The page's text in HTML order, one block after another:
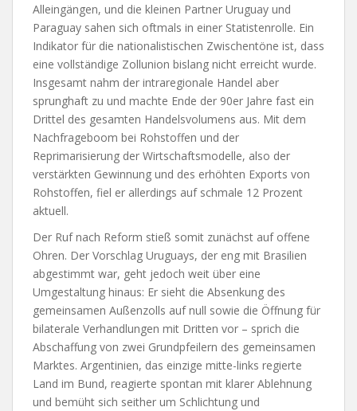
Alleingängen, und die kleinen Partner Uruguay und
Paraguay sahen sich oftmals in einer Statistenrolle. Ein
Indikator für die nationalistischen Zwischentöne ist, dass
eine vollständige Zollunion bislang nicht erreicht wurde.
Insgesamt nahm der intraregionale Handel aber
sprunghaft zu und machte Ende der 90er Jahre fast ein
Drittel des gesamten Handelsvolumens aus. Mit dem
Nachfrageboom bei Rohstoffen und der
Reprimarisierung der Wirtschaftsmodelle, also der
verstärkten Gewinnung und des erhöhten Exports von
Rohstoffen, fiel er allerdings auf schmale 12 Prozent
aktuell.
Der Ruf nach Reform stieß somit zunächst auf offene
Ohren. Der Vorschlag Uruguays, der eng mit Brasilien
abgestimmt war, geht jedoch weit über eine
Umgestaltung hinaus: Er sieht die Absenkung des
gemeinsamen Außenzolls auf null sowie die Öffnung für
bilaterale Verhandlungen mit Dritten vor – sprich die
Abschaffung von zwei Grundpfeilern des gemeinsamen
Marktes. Argentinien, das einzige mitte-links regierte
Land im Bund, reagierte spontan mit klarer Ablehnung
und bemüht sich seither um Schlichtung und